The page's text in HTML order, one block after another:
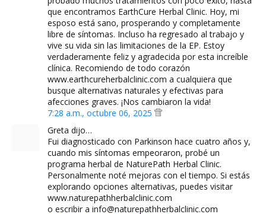
que encontramos EarthCure Herbal Clinic. Hoy, mi
esposo está sano, prosperando y completamente
libre de síntomas. Incluso ha regresado al trabajo y
vive su vida sin las limitaciones de la EP. Estoy
verdaderamente feliz y agradecida por esta increíble
clínica. Recomiendo de todo corazón
www.earthcureherbalclinic.com a cualquiera que
busque alternativas naturales y efectivas para
afecciones graves. ¡Nos cambiaron la vida!
7:28 a.m., octubre 06, 2025
Greta dijo…
Fui diagnosticado con Parkinson hace cuatro años y,
cuando mis síntomas empeoraron, probé un
programa herbal de NaturePath Herbal Clinic.
Personalmente noté mejoras con el tiempo. Si estás
explorando opciones alternativas, puedes visitar
www.naturepathherbalclinic.com
o escribir a info@naturepathherbalclinic.com